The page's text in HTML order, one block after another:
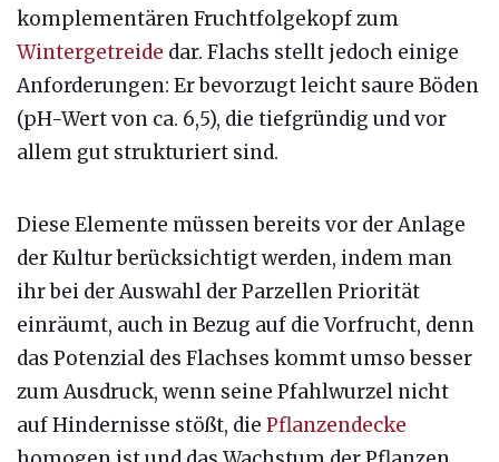
komplementären Fruchtfolgekopf zum
Wintergetreide dar. Flachs stellt jedoch einige
Anforderungen: Er bevorzugt leicht saure Böden
(pH-Wert von ca. 6,5), die tiefgründig und vor
allem gut strukturiert sind.
Diese Elemente müssen bereits vor der Anlage
der Kultur berücksichtigt werden, indem man
ihr bei der Auswahl der Parzellen Priorität
einräumt, auch in Bezug auf die Vorfrucht, denn
das Potenzial des Flachses kommt umso besser
zum Ausdruck, wenn seine Pfahlwurzel nicht
auf Hindernisse stößt, die Pflanzendecke